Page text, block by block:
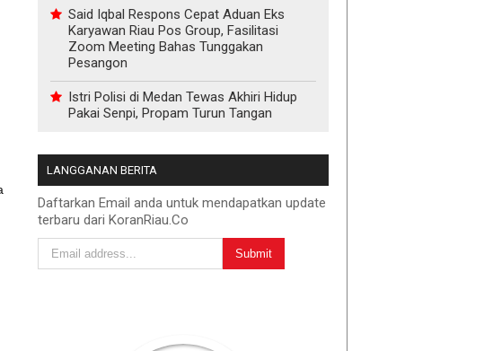
Said Iqbal Respons Cepat Aduan Eks
Karyawan Riau Pos Group, Fasilitasi
Zoom Meeting Bahas Tunggakan
Pesangon
Istri Polisi di Medan Tewas Akhiri Hidup
Pakai Senpi, Propam Turun Tangan
LANGGANAN BERITA
Daftarkan Email anda untuk mendapatkan update
terbaru dari KoranRiau.Co